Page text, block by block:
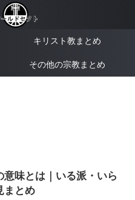
キリスト教まとめ
その他の宗教まとめ
意味とは｜いる派・いら
まとめ